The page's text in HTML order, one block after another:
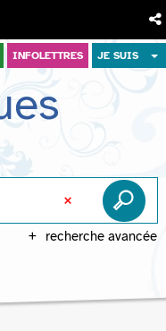
INFOLETTRES JE SUIS
recherche avancée